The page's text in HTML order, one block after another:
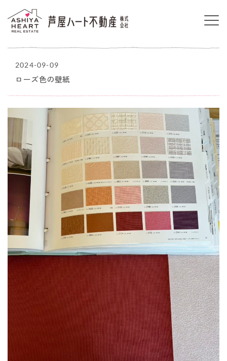
2024-09-09
ローズ色の壁紙